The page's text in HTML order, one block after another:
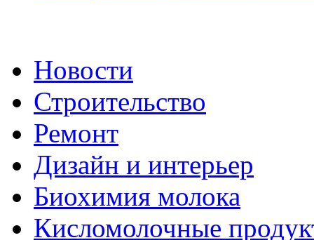
Новости
Строительство
Ремонт
Дизайн и интерьер
Биохимия молока
Кисломолочные